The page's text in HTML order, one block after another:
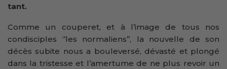
tant.
Comme un couperet, et à l’image de tous nos
condisciples ‘’les normaliens’’, la nouvelle de son
décès subite nous a bouleversé, dévasté et plongé
dans la tristesse et l’amertume de ne plus revoir un